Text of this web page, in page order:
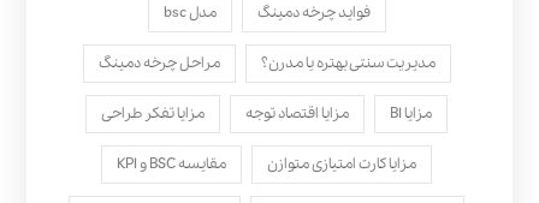
فواید چرخه دمینگ مدل bsc
مدیریت سنتی بهتره یا مدرن؟ مراحل چرخه دمینگ
مزایا BI مزایا اقتصاد توجه مزایا تفکر طراحی
مزایا کارت امتیازی متوازن مقایسه BSC و KPI